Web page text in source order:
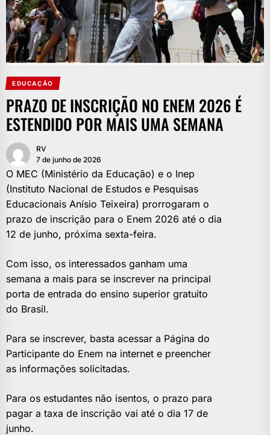
EDUCAÇÃO
PRAZO DE INSCRIÇÃO NO ENEM 2026 É
ESTENDIDO POR MAIS UMA SEMANA
RV
7 de junho de 2026
O MEC (Ministério da Educação) e o Inep
(Instituto Nacional de Estudos e Pesquisas
Educacionais Anísio Teixeira) prorrogaram o
prazo de inscrição para o Enem 2026 até o dia
12 de junho, próxima sexta-feira.
Com isso, os interessados ganham uma
semana a mais para se inscrever na principal
porta de entrada do ensino superior gratuito
do Brasil.
Para se inscrever, basta acessar a Página do
Participante do Enem na internet e preencher
as informações solicitadas.
Para os estudantes não isentos, o prazo para
pagar a taxa de inscrição vai até o dia 17 de
junho.